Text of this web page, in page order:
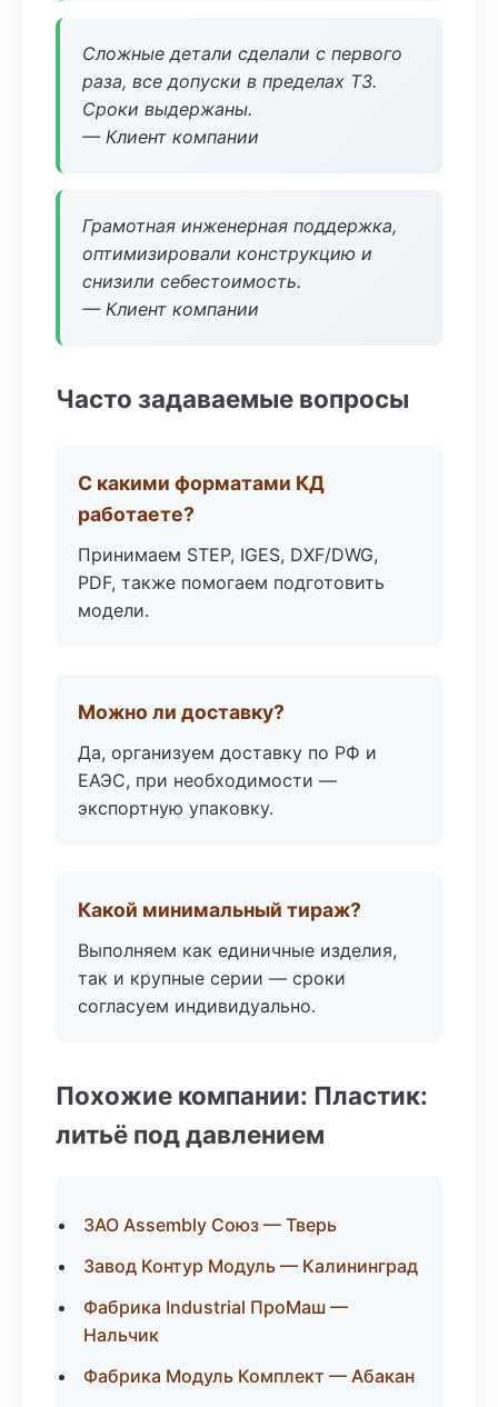
Сложные детали сделали с первого
раза, все допуски в пределах ТЗ.
Сроки выдержаны.
— Клиент компании
Грамотная инженерная поддержка,
оптимизировали конструкцию и
снизили себестоимость.
— Клиент компании
Часто задаваемые вопросы
С какими форматами КД
работаете?
Принимаем STEP, IGES, DXF/DWG,
PDF, также помогаем подготовить
модели.
Можно ли доставку?
Да, организуем доставку по РФ и
ЕАЭС, при необходимости —
экспортную упаковку.
Какой минимальный тираж?
Выполняем как единичные изделия,
так и крупные серии — сроки
согласуем индивидуально.
Похожие компании: Пластик:
литьё под давлением
ЗАО Assembly Союз — Тверь
Завод Контур Модуль — Калининград
Фабрика Industrial ПроМаш —
Нальчик
Фабрика Модуль Комплект — Абакан